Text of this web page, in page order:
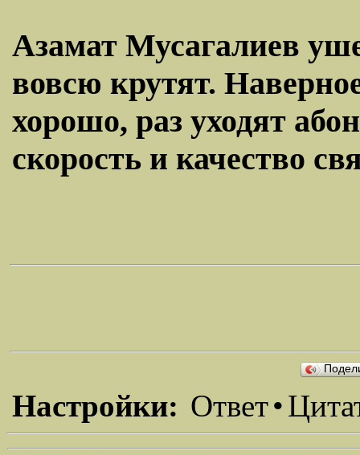
Азамат Мусагалиев
вовсю крутят.
хорошо, раз уходят
скорость и качество
Настройки: Ответ•